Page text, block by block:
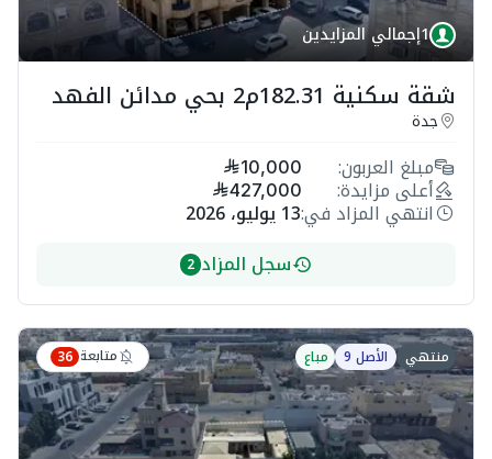
1إجمالي المزايدين
شقة سكنية 182.31م2 بحي مدائن الفهد
جدة
مبلغ العربون: 10,000
أعلى مزايدة: 427,000
انتهي المزاد في:13 يوليو، 2026
سجل المزاد 2
منتهي الأصل 9 مباع متابعة 36